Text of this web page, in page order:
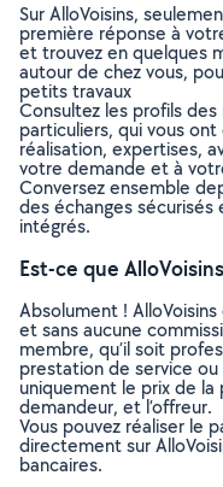
Sur AlloVoisins,
première réponse à
et trouvez en quelques
autour de chez vous,
petits travaux
Consultez les profils
particuliers, qui vous
réalisation, expertises,
votre demande et à
Conversez ensemble
des échanges
intégrés.
Est-ce que
Absolument !
et sans aucune
membre, qu’il soit
prestation de service
uniquement le prix de
demandeur, et l’offreur.
Vous pouvez réaliser le
directement sur
bancaires.